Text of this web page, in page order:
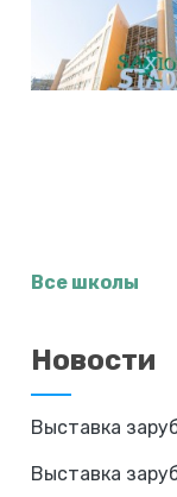
Все школы
Новости
Выставка
Выставка